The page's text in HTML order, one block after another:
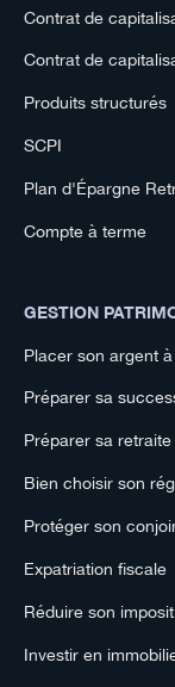
Contrat de
Contrat de
Produits structurés
SCPI
Plan d'Épargne
Compte à terme
GESTION
Placer son argent
Préparer sa
Préparer sa retraite
Bien choisir son
Protéger son
Expatriation fiscale
Réduire son
Investir en